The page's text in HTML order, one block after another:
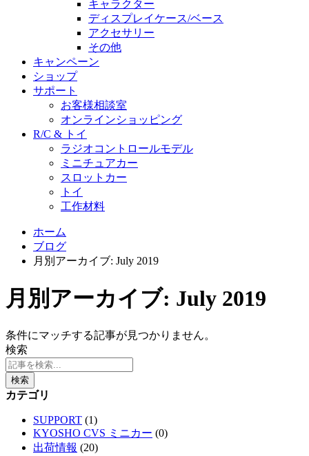
キャラクター
ディスプレイケース/ベース
アクセサリー
その他
キャンペーン
ショップ
サポート
お客様相談室
オンラインショッピング
R/C & トイ
ラジオコントロールモデル
ミニチュアカー
スロットカー
トイ
工作材料
ホーム
ブログ
月別アーカイブ: July 2019
月別アーカイブ: July 2019
条件にマッチする記事が見つかりません。
検索
検索
カテゴリ
SUPPORT (1)
KYOSHO CVS ミニカー (0)
出荷情報 (20)